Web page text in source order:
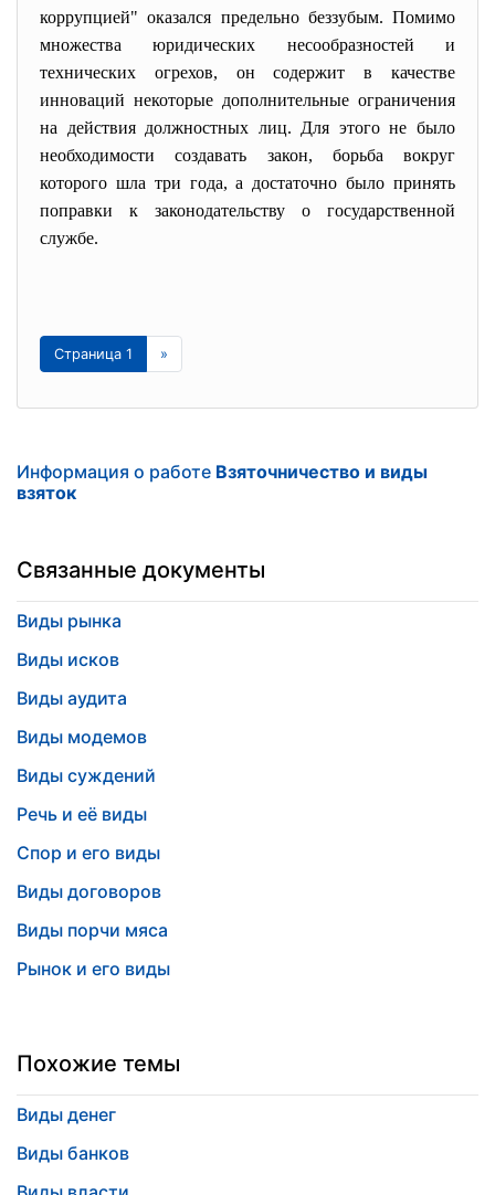
коррупцией" оказался предельно беззубым. Помимо
множества юридических несообразностей и
технических огрехов, он содержит в качестве
инноваций некоторые дополнительные ограничения
на действия должностных лиц. Для этого не было
необходимости создавать закон, борьба вокруг
которого шла три года, а достаточно было принять
поправки к законодательству о государственной
службе.
Страница 1 »
Информация о работе Взяточничество и виды
взяток
Связанные документы
Виды рынка
Виды исков
Виды аудита
Виды модемов
Виды суждений
Речь и её виды
Спор и его виды
Виды договоров
Виды порчи мяса
Рынок и его виды
Похожие темы
Виды денег
Виды банков